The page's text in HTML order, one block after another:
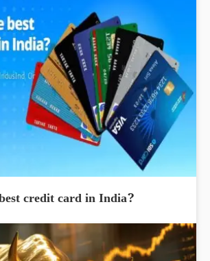
credit card in India?